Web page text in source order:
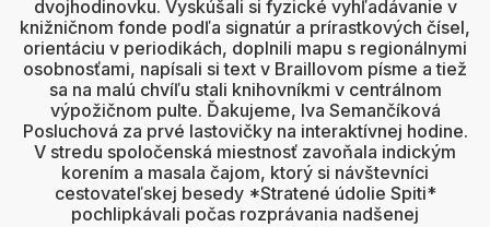
dvojhodinovku. Vyskúšali si fyzické vyhľadávanie v
knižničnom fonde podľa signatúr a prírastkových čísel,
orientáciu v periodikách, doplnili mapu s regionálnymi
osobnosťami, napísali si text v Braillovom písme a tiež
sa na malú chvíľu stali knihovníkmi v centrálnom
výpožičnom pulte. Ďakujeme, Iva Semančíková
Posluchová za prvé lastovičky na interaktívnej hodine.
V stredu spoločenská miestnosť zavoňala indickým
korením a masala čajom, ktorý si návštevníci
cestovateľskej besedy *Stratené údolie Spiti*
pochlipkávali počas rozprávania nadšenej